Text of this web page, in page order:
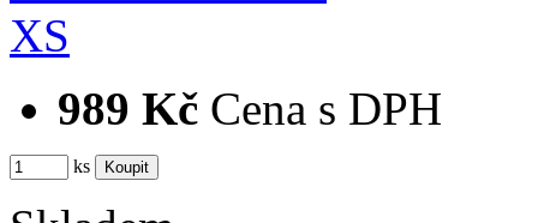
989 Kč Cena s DPH
ks